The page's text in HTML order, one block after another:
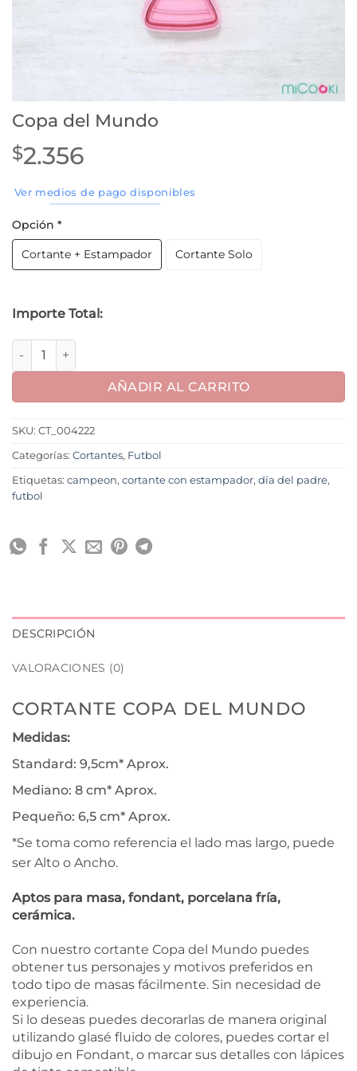
Copa del Mundo
$2.356
Ver medios de pago disponibles
Opción *
Cortante + Estampador Cortante Solo
Importe Total:
Copa del Mundo cantidad
AÑADIR AL CARRITO
SKU: CT_004222
Categorías: Cortantes, Futbol
Etiquetas: campeon, cortante con estampador, día del padre,
futbol
DESCRIPCIÓN
VALORACIONES (0)
CORTANTE COPA DEL MUNDO
Medidas:
Standard: 9,5cm* Aprox.
Mediano: 8 cm* Aprox.
Pequeño: 6,5 cm* Aprox.
*Se toma como referencia el lado mas largo, puede
ser Alto o Ancho.
Aptos para masa, fondant, porcelana fría,
cerámica.
Con nuestro cortante Copa del Mundo puedes
obtener tus personajes y motivos preferidos en
todo tipo de masas fácilmente. Sin necesidad de
experiencia.
Si lo deseas puedes decorarlas de manera original
utilizando glasé fluido de colores, puedes cortar el
dibujo en Fondant, o marcar sus detalles con lápices